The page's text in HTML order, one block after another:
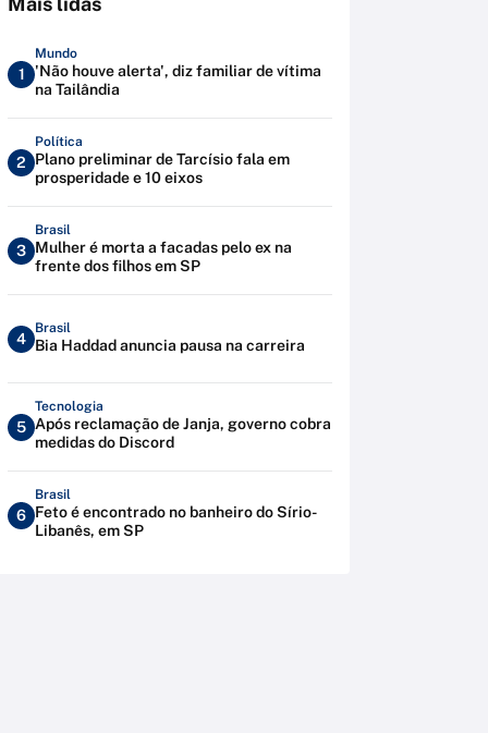
1
Mundo
'Não houve alerta', diz familiar de vítima
na Tailândia
2
Política
Plano preliminar de Tarcísio fala em
prosperidade e 10 eixos
3
Brasil
Mulher é morta a facadas pelo ex na
frente dos filhos em SP
4
Brasil
Bia Haddad anuncia pausa na carreira
5
Tecnologia
Após reclamação de Janja, governo cobra
medidas do Discord
6
Brasil
Feto é encontrado no banheiro do Sírio-
Libanês, em SP